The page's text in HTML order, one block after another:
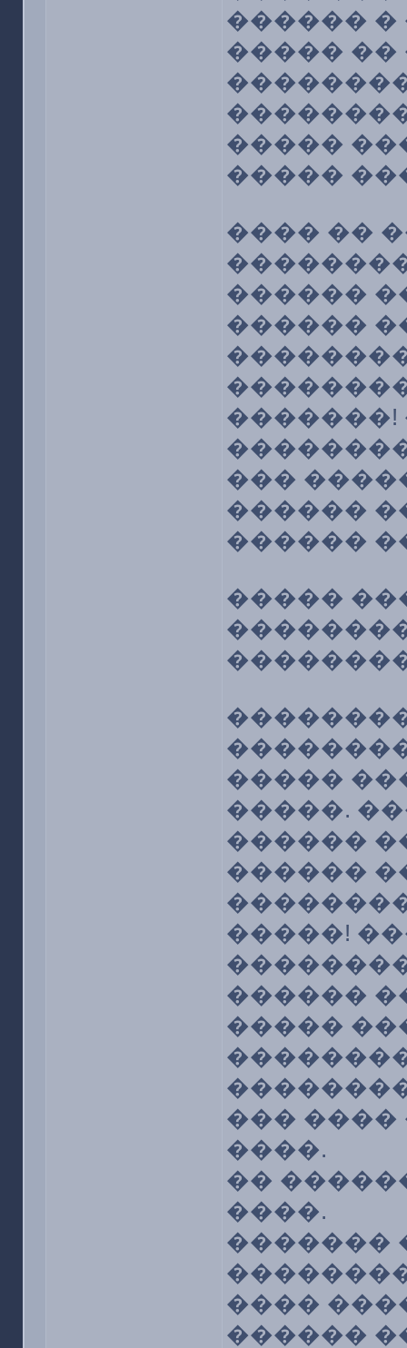
������ �
����� ��
�����
�����
���� ��
������
������
�������!
���
������
������
�����
�����
�����.
������
������
�����!
������ ��
�����
��� ����
����.
��
����.
�������
����
������